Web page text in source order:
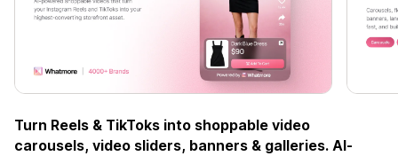
Turn Reels & TikToks into shoppable video
carousels, video sliders, banners & galleries. AI-